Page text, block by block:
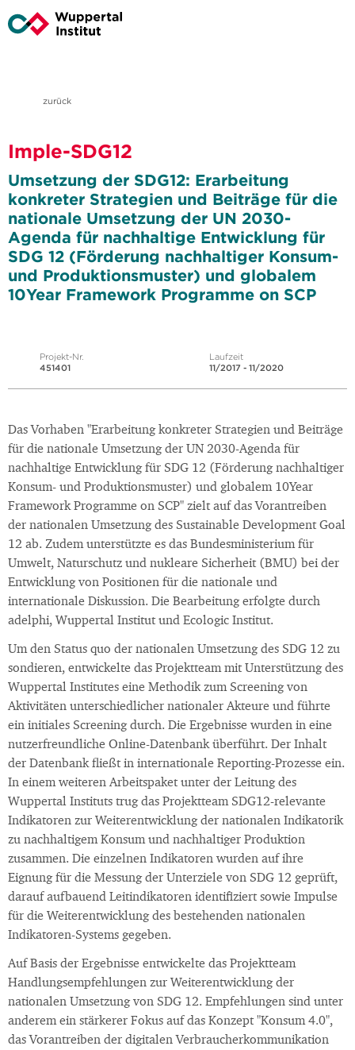
zurück
Imple-SDG12
Umsetzung der SDG12: Erarbeitung
konkreter Strategien und Beiträge für die
nationale Umsetzung der UN 2030-
Agenda für nachhaltige Entwicklung für
SDG 12 (Förderung nachhaltiger Konsum-
und Produktionsmuster) und globalem
10Year Framework Programme on SCP
Projekt-Nr.
451401
Laufzeit
11/2017 - 11/2020
Das Vorhaben "Erarbeitung konkreter Strategien und Beiträge
für die nationale Umsetzung der UN 2030-Agenda für
nachhaltige Entwicklung für SDG 12 (Förderung nachhaltiger
Konsum- und Produktionsmuster) und globalem 10Year
Framework Programme on SCP" zielt auf das Vorantreiben
der nationalen Umsetzung des Sustainable Development Goal
12 ab. Zudem unterstützte es das Bundesministerium für
Umwelt, Naturschutz und nukleare Sicherheit (BMU) bei der
Entwicklung von Positionen für die nationale und
internationale Diskussion. Die Bearbeitung erfolgte durch
adelphi, Wuppertal Institut und Ecologic Institut.
Um den Status quo der nationalen Umsetzung des SDG 12 zu
sondieren, entwickelte das Projektteam mit Unterstützung des
Wuppertal Institutes eine Methodik zum Screening von
Aktivitäten unterschiedlicher nationaler Akteure und führte
ein initiales Screening durch. Die Ergebnisse wurden in eine
nutzerfreundliche Online-Datenbank überführt. Der Inhalt
der Datenbank fließt in internationale Reporting-Prozesse ein.
In einem weiteren Arbeitspaket unter der Leitung des
Wuppertal Instituts trug das Projektteam SDG12-relevante
Indikatoren zur Weiterentwicklung der nationalen Indikatorik
zu nachhaltigem Konsum und nachhaltiger Produktion
zusammen. Die einzelnen Indikatoren wurden auf ihre
Eignung für die Messung der Unterziele von SDG 12 geprüft,
darauf aufbauend Leitindikatoren identifiziert sowie Impulse
für die Weiterentwicklung des bestehenden nationalen
Indikatoren-Systems gegeben.
Auf Basis der Ergebnisse entwickelte das Projektteam
Handlungsempfehlungen zur Weiterentwicklung der
nationalen Umsetzung von SDG 12. Empfehlungen sind unter
anderem ein stärkerer Fokus auf das Konzept "Konsum 4.0",
das Vorantreiben der digitalen Verbraucherkommunikation